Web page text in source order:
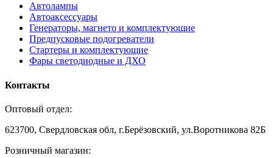
Автолампы
Автоаксессуары
Генераторы, магнето и комплектующие
Предпусковые подогреватели
Стартеры и комплектующие
Фары светодиодные и ДХО
Контакты
Оптовый отдел:
623700, Свердловская обл, г.Берёзовский, ул.Воротникова 82Б
Розничный магазин: